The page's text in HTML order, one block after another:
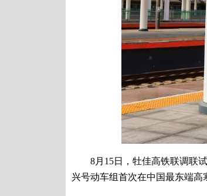
8月15日，牡佳高铁联调联试
兴号动车组首次在中国最东端